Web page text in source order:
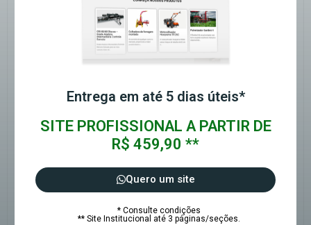
Entrega em até 5 dias úteis*
SITE PROFISSIONAL A PARTIR DE
R$ 459,90 **
Quero um site
* Consulte condições
** Site Institucional até 3 páginas/seções.